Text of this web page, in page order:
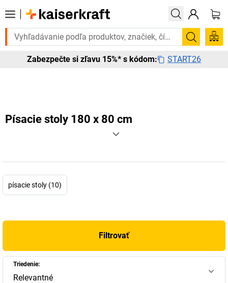
Potrebujete to urgentne? Vybrané bestsellery doručíme do 72
Zabezpečte si zľavu 15%* s kódom: START26
Písacie stoly 180 x 80 cm
písacie stoly (10)
Filtrovať
Triedenie:
Relevantné